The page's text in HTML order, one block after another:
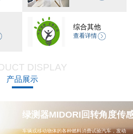
综合其他
查看详情
DISPLAY
产品展示
绿测器MIDORI回转角度传
车辆或移动物体的各种燃料消费试验汽车，发动